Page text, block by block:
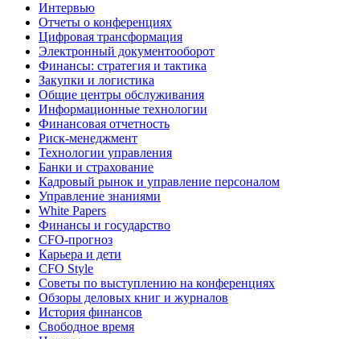
Интервью
Отчеты о конференциях
Цифровая трансформация
Электронный документооборот
Финансы: стратегия и тактика
Закупки и логистика
Общие центры обслуживания
Информационные технологии
Финансовая отчетность
Риск-менеджмент
Технологии управления
Банки и страхование
Кадровый рынок и управление персоналом
Управление знаниями
White Papers
Финансы и государство
CFO-прогноз
Карьера и дети
CFO Style
Советы по выступлению на конференциях
Обзоры деловых книг и журналов
История финансов
Свободное время